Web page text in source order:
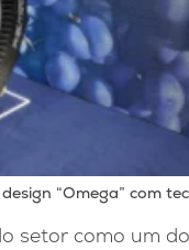
“Omega” com
setor como um